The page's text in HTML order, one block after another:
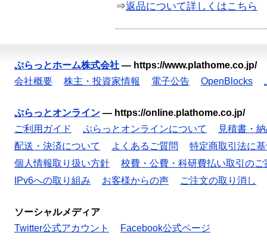
⇒返品について詳しくはこちら
ぷらっとホーム株式会社 — https://www.plathome.co.jp/
会社概要
株主・投資家情報 電子公告 OpenBlocks
ぷらっとオンライン — https://online.plathome.co.jp/
ご利用ガイド
ぷらっとオンラインについて
見積書・
配送・決済について
よくあるご質問
特定商取引法に
個人情報取り扱い方針
校費・公費・科研費払い取引のご
IPv6への取り組み
お客様からの声 ご注文の取り消し
ソーシャルメディア
Twitter公式アカウント
Facebook公式ページ